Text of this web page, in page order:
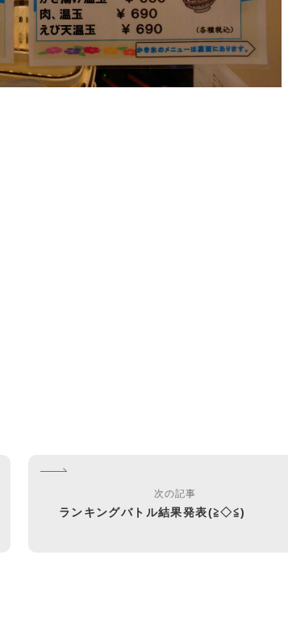
次の記事
ランキングバトル結果発表(≧◇≦)